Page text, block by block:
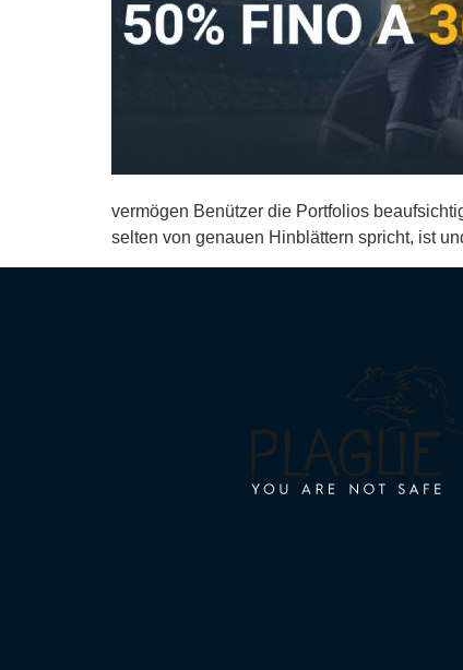
vermögen Benützer die Portfolios
selten von genauen Hinblättern spricht, ist